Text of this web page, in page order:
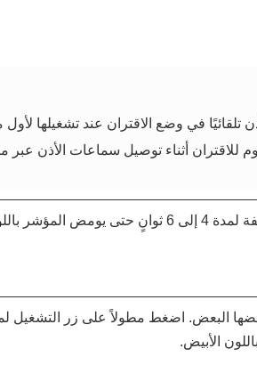
في وضع الاقتران عند تشغيلها لأول
للاقتران أثناء توصيل سماعات الأذن عبر
اضغط مطولاً على زر الوظيفة لمدة 4 إلى 6 ثوانٍ حتى يومض المؤشر